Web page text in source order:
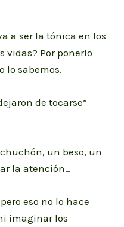
a ser la tónica en los
vidas? Por ponerlo
lo sabemos.
de tocarse”
un beso, un
la atención…
eso no lo hace
imaginar los